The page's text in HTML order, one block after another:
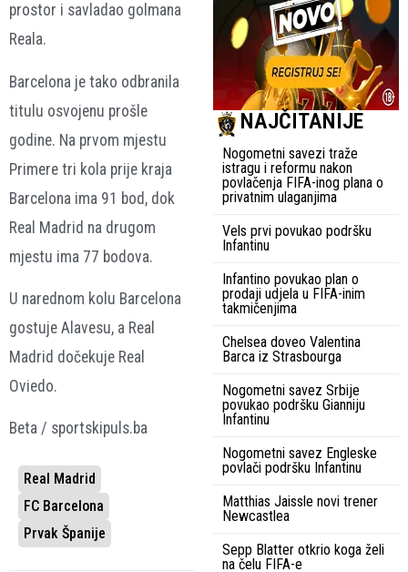
prostor i savladao golmana
Reala.
Barcelona je tako odbranila
titulu osvojenu prošle
godine. Na prvom mjestu
Primere tri kola prije kraja
Barcelona ima 91 bod, dok
Real Madrid na drugom
mjestu ima 77 bodova.
U narednom kolu Barcelona
gostuje Alavesu, a Real
Madrid dočekuje Real
Oviedo.
Beta / sportskipuls.ba
Real Madrid
FC Barcelona
Prvak Španije
NAJČITANIJE
Nogometni savezi traže
istragu i reformu nakon
povlačenja FIFA-inog plana o
privatnim ulaganjima
Vels prvi povukao podršku
Infantinu
Infantino povukao plan o
prodaji udjela u FIFA-inim
takmičenjima
Chelsea doveo Valentina
Barca iz Strasbourga
Nogometni savez Srbije
povukao podršku Gianniju
Infantinu
Nogometni savez Engleske
povlači podršku Infantinu
Matthias Jaissle novi trener
Newcastlea
Sepp Blatter otkrio koga želi
na čelu FIFA-e